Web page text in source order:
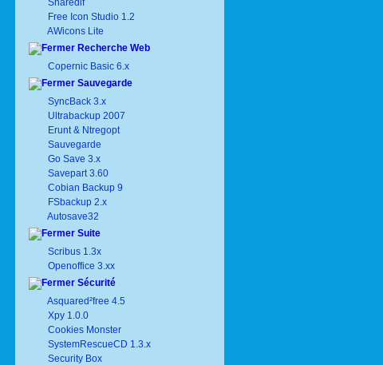
Sharedif
Free Icon Studio 1.2
AWicons Lite
Recherche Web
Copernic Basic 6.x
Sauvegarde
SyncBack 3.x
Ultrabackup 2007
Erunt & Ntregopt
Sauvegarde
Go Save 3.x
Savepart 3.60
Cobian Backup 9
FSbackup 2.x
Autosave32
Suite
Scribus 1.3x
Openoffice 3.xx
Sécurité
Asquared²free 4.5
Xpy 1.0.0
Cookies Monster
SystemRescueCD 1.3.x
Security Box